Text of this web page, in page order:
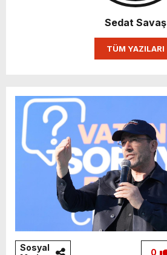
Sedat Savaş
TÜM YAZILARI
Sosyal
0